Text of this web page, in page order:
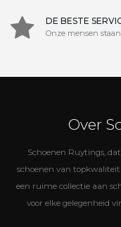
DE BESTE
Onze mensen
Over
Schoenen Ruytings,
schoenen van
een ruime collectie aan
voor elke gelegenheid